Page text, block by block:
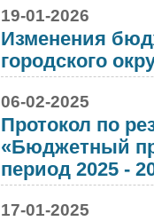
19-01-2026
Изменения
городского
06-02-2025
Протокол по
«Бюджетный
период 2025 -
17-01-2025